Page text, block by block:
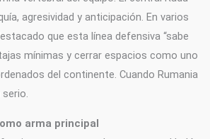
agresividad y anticipación. En varios
que esta línea defensiva “sabe
mínimas y cerrar espacios como uno
del continente. Cuando Rumania
arma principal